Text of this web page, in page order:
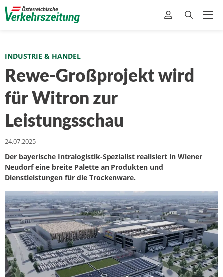
INDUSTRIE & HANDEL
Rewe-Großprojekt wird
für Witron zur
Leistungsschau
24.07.2025
Der bayerische Intralogistik-Spezialist realisiert in Wiener
Neudorf eine breite Palette an Produkten und
Dienstleistungen für die Trockenware.